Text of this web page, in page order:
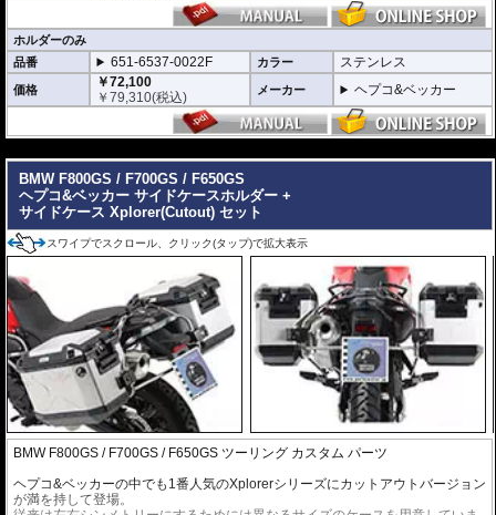
※車両乗換えや増車など お持ちのケースを活用するためにホルダーのみでも
お求めいただけます。
ホルダーのみ
品番
651-6537-0022F カラー ステンレス
価格
￥72,100
￥79,310(税込) メーカー ヘプコ&ベッカー
BMW F800GS / F700GS / F650GS
ヘプコ&ベッカー サイドケースホルダー +
サイドケース Xplorer(Cutout) セット
スワイプでスクロール、クリック(タップ)で拡大表示
BMW F800GS / F700GS / F650GS ツーリング カスタム パーツ
ヘプコ&ベッカーの中でも1番人気のXplorerシリーズにカットアウトバージョン
が満を持して登場。